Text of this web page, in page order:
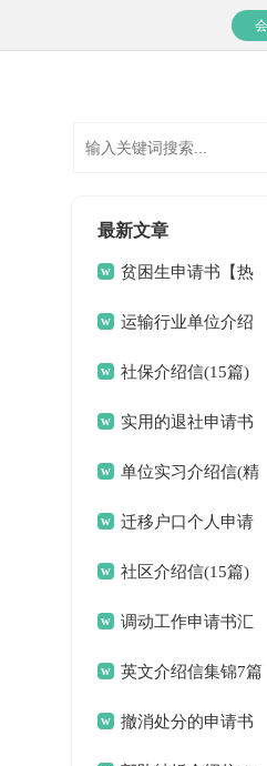
最新文章
贫困生申请书【热
门】运输行业单位介绍
信8篇社保介绍信(15篇)
实用的退社申请书
三篇单位实习介绍信(精
选15篇)
迁移户口个人申请
书 社区介绍信(15篇)
调动工作申请书汇
编八篇英文介绍信集锦7篇
撤消处分的申请书